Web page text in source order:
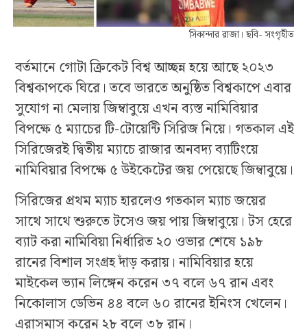
সিকান্দার রাজা। ছবি- সংগৃহীত
বর্তমানে গোটা ক্রিকেট বিশ্ব আচ্ছন্ন হয়ে আছে ২০২৩
বিশ্বকাপকে ঘিরে। তবে ভারতে অনুষ্ঠিত বিশ্বকাপে এবার
সুযোগ না মেলায় জিম্বাবুয়ে এখন ব্যস্ত নামিবিয়ার
বিপক্ষে ৫ ম্যাচের টি-টোয়েন্টি সিরিজ নিয়ে। গতকাল এই
সিরিজেরই দ্বিতীয় ম্যাচে রাজার অনবদ্য ব্যাটিংয়ে
নামিবিয়ার বিপক্ষে ৫ উইকেটের জয় পেয়েছে জিম্বাবুয়ে।
সিরিজের প্রথম ম্যাচ হারলেও গতকাল ম্যাচ জয়ের
সাথে সাথে শুরুতে টসেও জয় পায় জিম্বাবুয়ে। টস হেরে
ব্যাট করা নামিবিয়া নির্ধারিত ২০ ওভার শেষে ১৯৮
রানের বিশাল সংগ্রহ দাঁড় করায়। নামিবিয়ার হয়ে
মাইকেল ভ্যান লিঙ্গেন করেন ৩৭ বলে ৬৭ রান এবং
নিকোলাস ডেভিন ৪৪ বলে ৬০ রানের ইনিংস খেলেন।
এরাসমাস করেন ২৮ বলে ৩৮ রান।